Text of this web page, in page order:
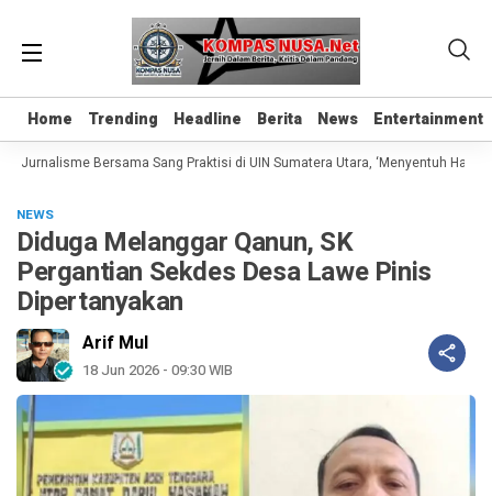
Home Trending Headline Berita News Entertainment
Home Trending Headline Berita News Entertainment
Jurnalisme Bersama Sang Praktisi di UIN Sumatera Utara, ‘Menyentuh Hati
NEWS
Diduga Melanggar Qanun, SK
Pergantian Sekdes Desa Lawe Pinis
Dipertanyakan
Arif Mul
18 Jun 2026 - 09:30 WIB